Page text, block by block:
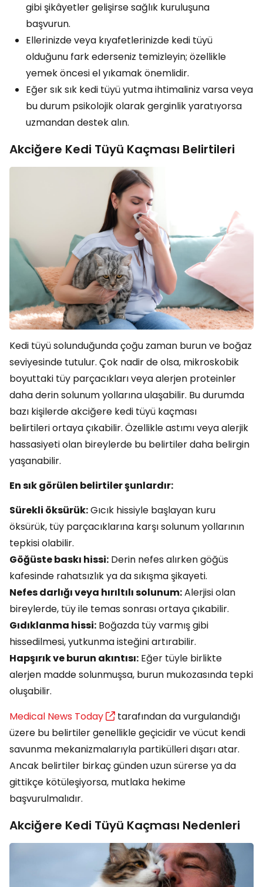
gibi şikâyetler gelişirse sağlık kuruluşuna
başvurun.
Ellerinizde veya kıyafetlerinizde kedi tüyü
olduğunu fark ederseniz temizleyin; özellikle
yemek öncesi el yıkamak önemlidir.
Eğer sık sık kedi tüyü yutma ihtimaliniz varsa veya
bu durum psikolojik olarak gerginlik yaratıyorsa
uzmandan destek alın.
Akciğere Kedi Tüyü Kaçması Belirtileri
Kedi tüyü solunduğunda çoğu zaman burun ve boğaz
seviyesinde tutulur. Çok nadir de olsa, mikroskobik
boyuttaki tüy parçacıkları veya alerjen proteinler
daha derin solunum yollarına ulaşabilir. Bu durumda
bazı kişilerde akciğere kedi tüyü kaçması
belirtileri ortaya çıkabilir. Özellikle astımı veya alerjik
hassasiyeti olan bireylerde bu belirtiler daha belirgin
yaşanabilir.
En sık görülen belirtiler şunlardır:
Sürekli öksürük:Gıcık hissiyle başlayan kuru
öksürük, tüy parçacıklarına karşı solunum yollarının
tepkisi olabilir.
Göğüste baskı hissi: Derin nefes alırken göğüs
kafesinde rahatsızlık ya da sıkışma şikayeti.
Nefes darlığı veya hırıltılı solunum:Alerjisi olan
bireylerde, tüy ile temas sonrası ortaya çıkabilir.
Gıdıklanma hissi: Boğazda tüy varmış gibi
hissedilmesi, yutkunma isteğini artırabilir.
Hapşırık ve burun akıntısı: Eğer tüyle birlikte
alerjen madde solunmuşsa, burun mukozasında tepki
oluşabilir.
Medical News Today
tarafından da vurgulandığı
üzere bu belirtiler genellikle geçicidir ve vücut kendi
savunma mekanizmalarıyla partikülleri dışarı atar.
Ancak belirtiler birkaç günden uzun sürerse ya da
gittikçe kötüleşiyorsa, mutlaka hekime
başvurulmalıdır.
Akciğere Kedi Tüyü Kaçması Nedenleri